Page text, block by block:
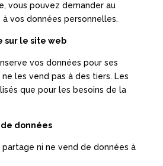
vous pouvez demander au
à vos données personnelles.
sur le site web
vos données pour ses
les vend pas à des tiers. Les
que pour les besoins de la
données
partage ni ne vend de données à